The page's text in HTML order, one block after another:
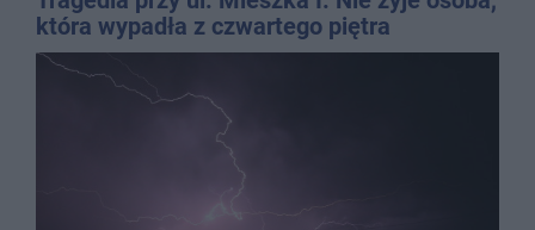
która wypadła z czwartego piętra